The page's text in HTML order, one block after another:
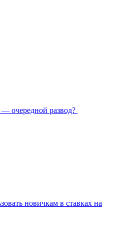
— очередной развод?
новичкам в ставках на